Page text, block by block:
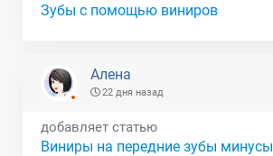
Зубы с помощью виниров
Алена
22 дня назад
добавляет статью
Виниры на передние зубы минусы